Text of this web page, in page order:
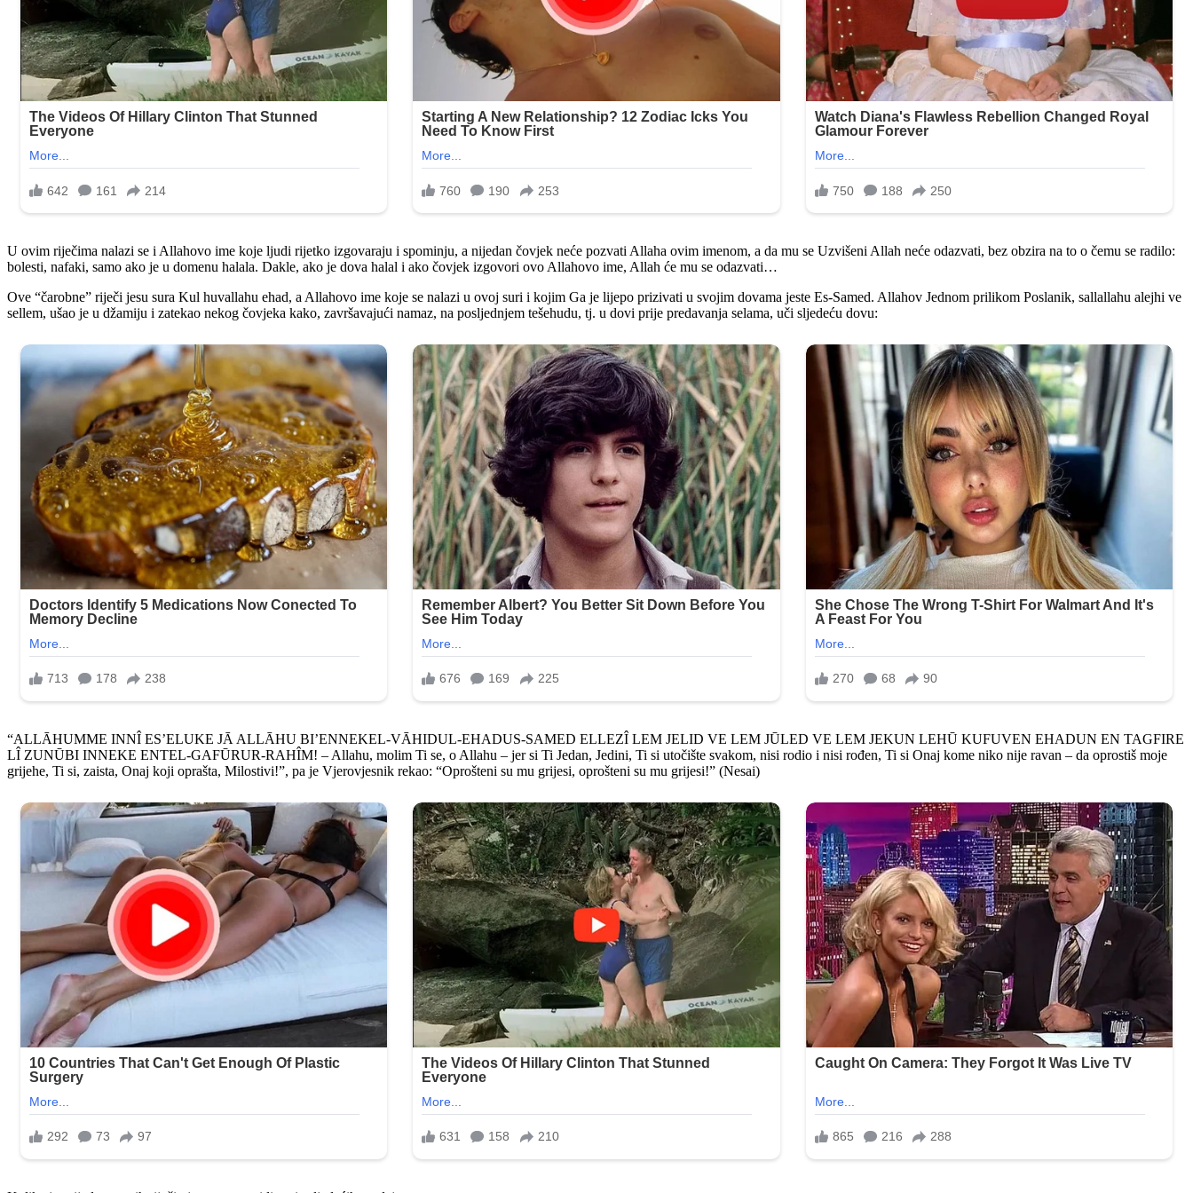
U ovim riječima nalazi se i Allahovo ime koje ljudi rijetko izgovaraju i spominju, a nijedan čovjek neće pozvati Allaha ovim imenom, a da mu se Uzvišeni Allah neće odazvati, bez obzira na to o čemu se radilo:
bolesti, nafaki, samo ako je u domenu halala. Dakle, ako je dova halal i ako čovjek izgovori ovo Allahovo ime, Allah će mu se odazvati…
Ove “čarobne” riječi jesu sura Kul huvallahu ehad, a Allahovo ime koje se nalazi u ovoj suri i kojim Ga je lijepo prizivati u svojim dovama jeste Es-Samed. Allahov Jednom prilikom Poslanik, sallallahu alejhi ve
sellem, ušao je u džamiju i zatekao nekog čovjeka kako, završavajući namaz, na posljednjem tešehudu, tj. u dovi prije predavanja selama, uči sljedeću dovu:
“ALLĀHUMME INNÎ ES’ELUKE JĀ ALLĀHU BI’ENNEKEL-VĀHIDUL-EHADUS-SAMED ELLEZÎ LEM JELID VE LEM JŪLED VE LEM JEKUN LEHŪ KUFUVEN EHADUN EN TAGFIRE
LÎ ZUNŪBI INNEKE ENTEL-GAFŪRUR-RAHÎM! – Allahu, molim Ti se, o Allahu – jer si Ti Jedan, Jedini, Ti si utočište svakom, nisi rodio i nisi rođen, Ti si Onaj kome niko nije ravan – da oprostiš moje
grijehe, Ti si, zaista, Onaj koji oprašta, Milostivi!”, pa je Vjerovjesnik rekao: “Oprošteni su mu grijesi, oprošteni su mu grijesi!” (Nesai)